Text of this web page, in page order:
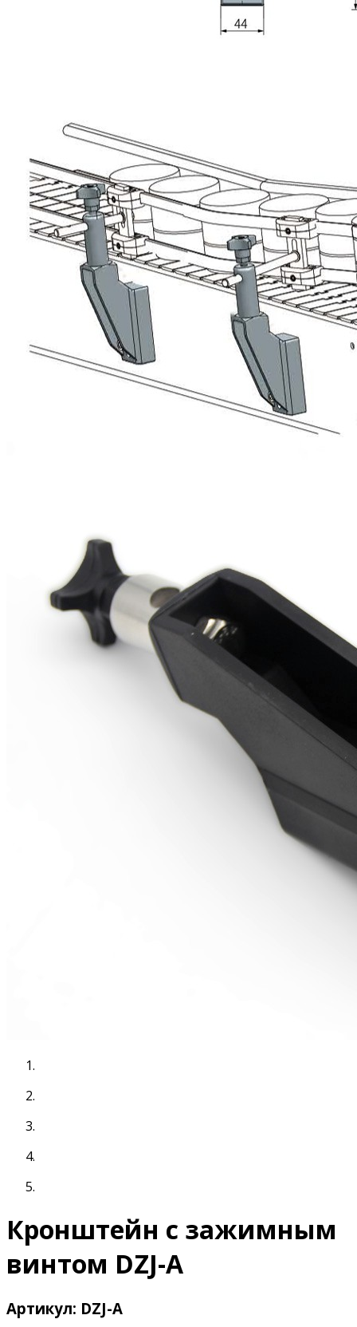
Кронштейн с зажимным
винтом DZJ-A
Артикул: DZJ-A